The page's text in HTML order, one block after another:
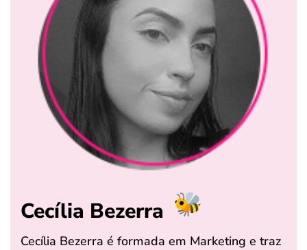
Cecília Bezerra
Cecília Bezerra é formada em Marketing e traz